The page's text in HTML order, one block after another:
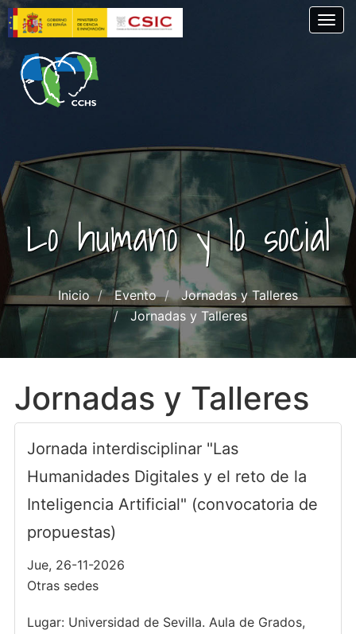
Pasar
al
contenido
principal
Lo humano y lo social
Inicio Evento
Jornadas y Talleres
Jornadas y Talleres
Jornadas y Talleres
Jornada interdisciplinar "Las
Humanidades Digitales y el reto de la
Inteligencia Artificial" (convocatoria de
propuestas)
Jue, 26-11-2026
Otras sedes
Lugar: Universidad de Sevilla. Aula de Grados,